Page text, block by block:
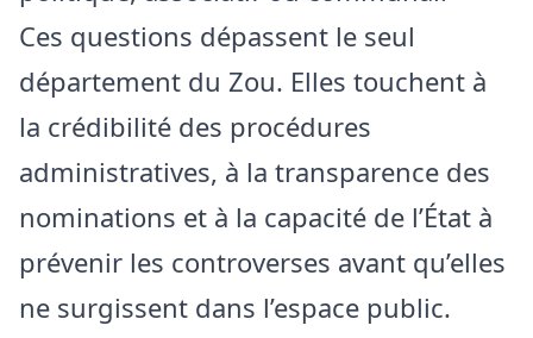
Ces questions dépassent le seul
département du Zou. Elles touchent à
la crédibilité des procédures
administratives, à la transparence des
nominations et à la capacité de l’État à
prévenir les controverses avant qu’elles
ne surgissent dans l’espace public.